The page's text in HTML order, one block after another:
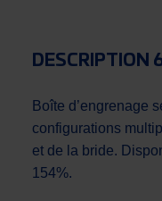
DESCRIPTION
Boîte d’engrenage
configurations
et de la bride.
154%.